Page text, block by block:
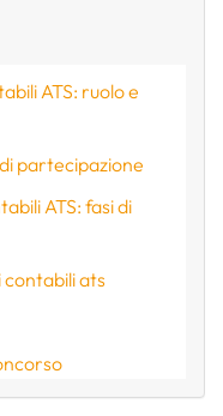
ATS: ruolo e
partecipazione
ATS: fasi di
ats